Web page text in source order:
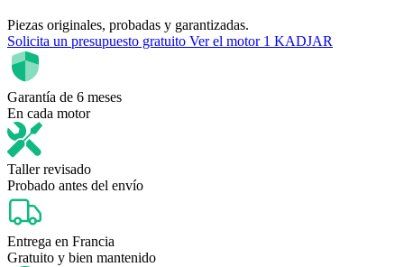
Piezas originales, probadas y garantizadas.
Solicita un presupuesto gratuito Ver el motor 1 KADJAR
Garantía de 6 meses
En cada motor
Taller revisado
Probado antes del envío
Entrega en Francia
Gratuito y bien mantenido